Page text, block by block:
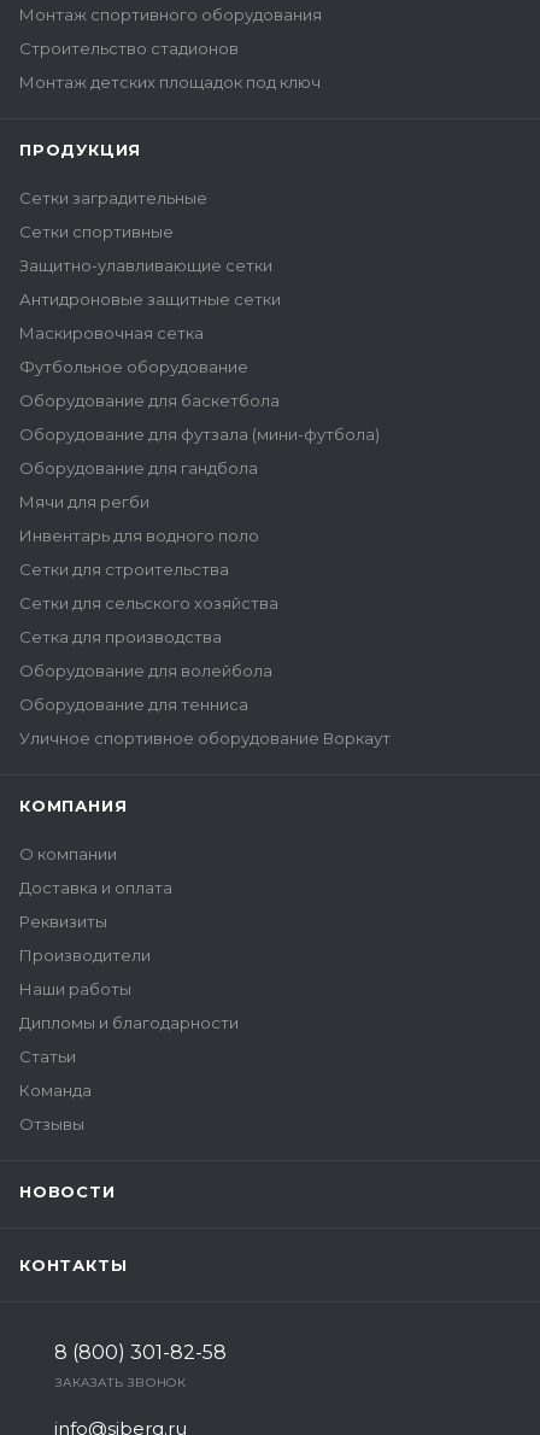
Монтаж спортивного оборудования
Строительство стадионов
Монтаж детских площадок под ключ
ПРОДУКЦИЯ
Сетки заградительные
Сетки спортивные
Защитно-улавливающие сетки
Антидроновые защитные сетки
Маскировочная сетка
Футбольное оборудование
Оборудование для баскетбола
Оборудование для футзала (мини-футбола)
Оборудование для гандбола
Мячи для регби
Инвентарь для водного поло
Сетки для строительства
Сетки для сельского хозяйства
Сетка для производства
Оборудование для волейбола
Оборудование для тенниса
Уличное спортивное оборудование Воркаут
КОМПАНИЯ
О компании
Доставка и оплата
Реквизиты
Производители
Наши работы
Дипломы и благодарности
Статьи
Команда
Отзывы
НОВОСТИ
КОНТАКТЫ
8 (800) 301-82-58
ЗАКАЗАТЬ ЗВОНОК
info@siberg.ru